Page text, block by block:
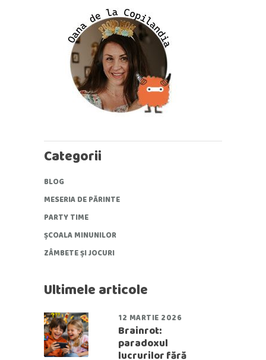
Categorii
BLOG
MESERIA DE PĂRINTE
PARTY TIME
ȘCOALA MINUNILOR
ZÂMBETE ȘI JOCURI
Ultimele articole
12 MARTIE 2026
Brainrot:
paradoxul
lucrurilor fără